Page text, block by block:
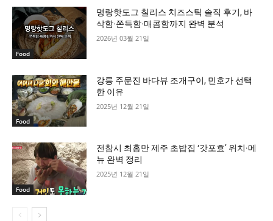
Food
명랑핫도그 칠리스 치즈스틱 솔직 후기, 바
삭함·쫀득함·매콤함까지 완벽 분석
2026년 03월 21일
Food
강릉 주문진 바다뷰 조개구이, 민호가 선택
한 이유
2025년 12월 21일
Food
전참시 최홍만 제주 초밥집 ‘갓포효’ 위치·메
뉴 완벽 정리
2025년 12월 21일